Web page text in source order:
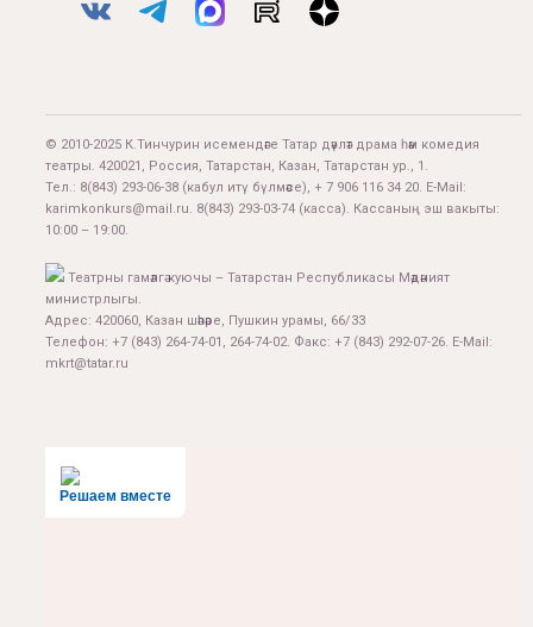
© 2010-2025 К.Тинчурин исемендәге Татар дәүләт драма һәм комедия
театры. 420021, Россия, Татарстан, Казан, Татарстан ур., 1.
Тел.: 8(843) 293-06-38 (кабул итү бүлмәсе), + 7 906 116 34 20. E-Mail:
karimkonkurs@mail.ru. 8(843) 293-03-74 (касса). Кассаның эш вакыты:
10:00 – 19:00.
Театрны гамәлгә куючы – Татарстан Республикасы Мәдәният
министрлыгы.
Адрес: 420060, Казан шәһәре, Пушкин урамы, 66/33
Телефон: +7 (843) 264-74-01, 264-74-02. Факс: +7 (843) 292-07-26. E-Mail:
mkrt@tatar.ru
Решаем вместе